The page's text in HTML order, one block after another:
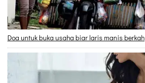
Doa untuk buka usaha biar laris manis berkah